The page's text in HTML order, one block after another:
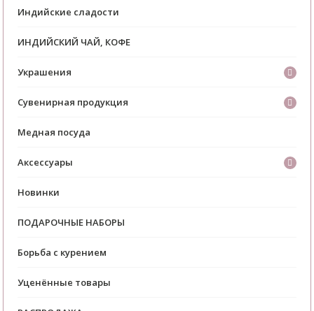
Индийские сладости
ИНДИЙСКИЙ ЧАЙ, КОФЕ
Украшения
Сувенирная продукция
Медная посуда
Аксессуары
Новинки
ПОДАРОЧНЫЕ НАБОРЫ
Борьба с курением
Уценённые товары